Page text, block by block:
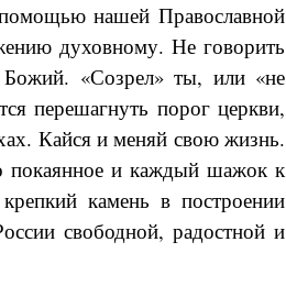
нашей Православной
духовному. Не говорить
«Созрел» ты, или «не
перешагнуть порог церкви,
Кайся и меняй свою жизнь.
покаянное и каждый шажок к
камень в построении
свободной, радостной и